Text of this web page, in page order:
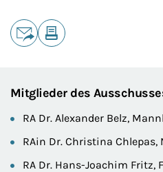
Teilen
Mitglieder des
RA Dr. Alexander Belz,
RAin Dr. Christina Chlepas,
RA Dr. Hans-Joachim